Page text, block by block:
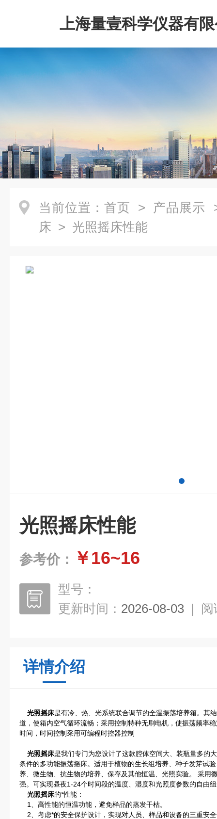
上海量壹科学仪器有
当前位置： 首页 > 产品展示
床 > 光照摇床性能
光照摇床性能
参考价： ￥16~16
型号：
更新时间： 2026-08-03 | 阅
详情介绍
光照摇床是有冷、热、光系统联合调节的全温振荡培养箱。其
道，使箱内空气循环流畅；采用控制特种无刷电机，使振荡频率
时间，时间控制采用可编程时控器控制
光照摇床是我们专门为您设计了这款腔体空间大、装瓶量多的
条件的多功能振荡摇床。适用于植物的生长组培养、种子发芽试
养、微生物、抗生物的培养、保存及其他恒温、光照实验。 采用
强。可实现昼夜1-24个时间段的温度、湿度和光照度参数的自由
光照摇床的*性能：
1、高性能的恒温功能，避免样品的蒸发干枯。
2、考虑*的安全保护设计，实现对人员、样品和设备的三重安